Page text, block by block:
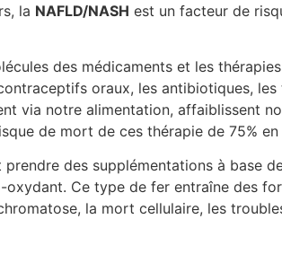
la NAFLD/NASH est un facteur de
des médicaments et les
oraux, les antibiotiques,
via notre alimentation, affaiblissent
de mort de ces thérapie de 75% en
prendre des supplémentations à base
oxydant. Ce type de fer entraîne des
la mort cellulaire, les